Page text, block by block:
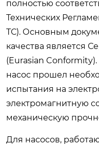
полностью
Технических
ТС). Основным
качества является
(Eurasian Conformity).
насос прошел
испытания на
электромагнитную
механическую
Для насосов,